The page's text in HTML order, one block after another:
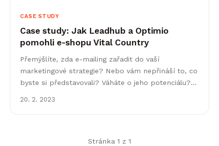
CASE STUDY
Case study: Jak Leadhub a Optimio
pomohli e-shopu Vital Country
Přemýšlíte, zda e-mailing zařadit do vaší
marketingové strategie? Nebo vám nepřináší to, co
byste si představovali? Váháte o jeho potenciálu?
20. 2. 2023
Stránka 1 z 1